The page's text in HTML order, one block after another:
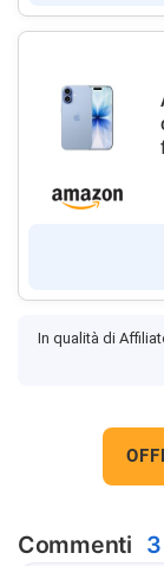
In qualità di
Commenti 3